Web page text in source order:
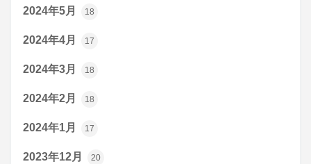
2024年5月 18
2024年4月 17
2024年3月 18
2024年2月 18
2024年1月 17
2023年12月 20